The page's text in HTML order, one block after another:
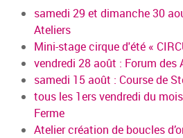
samedi 29 et dimanche 30
Ateliers
Mini-stage cirque d'été «
vendredi 28 août : Forum des
samedi 15 août : Course de
tous les 1ers vendredi du
Ferme
Atelier création de boucles